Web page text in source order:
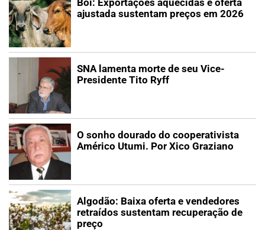
Boi: Exportações aquecidas e oferta
ajustada sustentam preços em 2026
SNA lamenta morte de seu Vice-
Presidente Tito Ryff
O sonho dourado do cooperativista
Américo Utumi. Por Xico Graziano
Algodão: Baixa oferta e vendedores
retraídos sustentam recuperação de
preço